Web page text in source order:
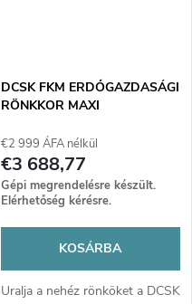
DCSK FKM ERDŐGAZDASÁGI
RÖNKKOR MAXI
€2 999 ÁFA nélkül
€3 688,77
Gépi megrendelésre készült.
Elérhetőség kérésre.
KOSÁRBA
Uralja a nehéz rönköket a DCSK